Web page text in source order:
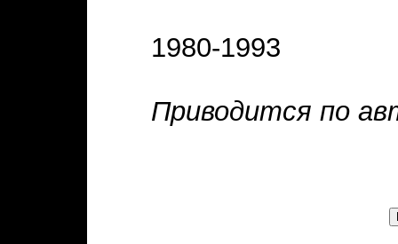
1980-1993
Приводится по